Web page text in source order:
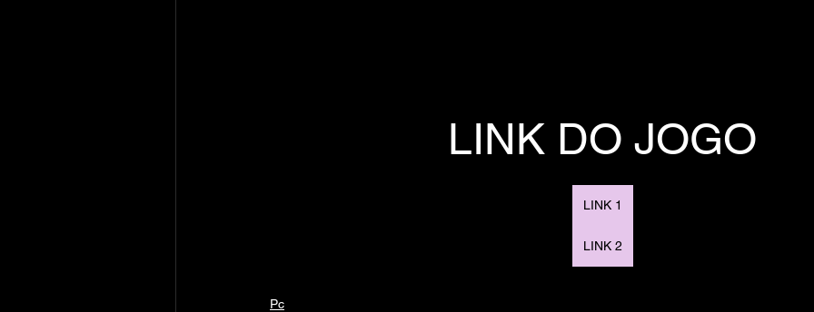
LINK DO JOGO
LINK 1
LINK 2
Pc